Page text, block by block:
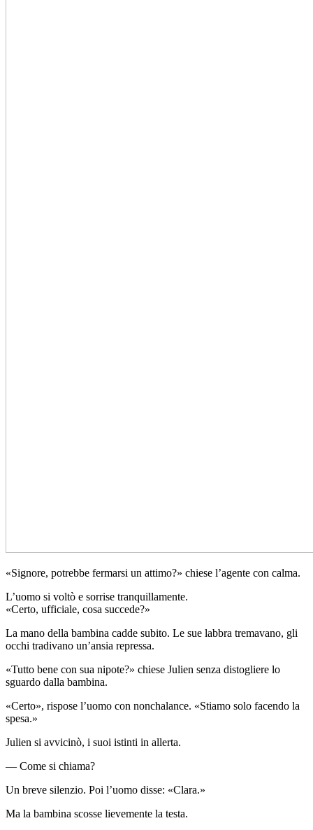
«Signore, potrebbe fermarsi un attimo?» chiese l’agente con calma.
L’uomo si voltò e sorrise tranquillamente.
«Certo, ufficiale, cosa succede?»
La mano della bambina cadde subito. Le sue labbra tremavano, gli
occhi tradivano un’ansia repressa.
«Tutto bene con sua nipote?» chiese Julien senza distogliere lo
sguardo dalla bambina.
«Certo», rispose l’uomo con nonchalance. «Stiamo solo facendo la
spesa.»
Julien si avvicinò, i suoi istinti in allerta.
— Come si chiama?
Un breve silenzio. Poi l’uomo disse: «Clara.»
Ma la bambina scosse lievemente la testa.